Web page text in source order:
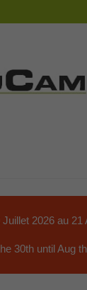
2026 au
30th until Aug